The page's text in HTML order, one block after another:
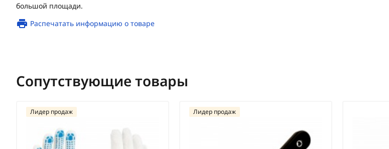
большой площади.
Распечатать информацию о товаре
Сопутствующие товары
Лидер продаж Лидер продаж